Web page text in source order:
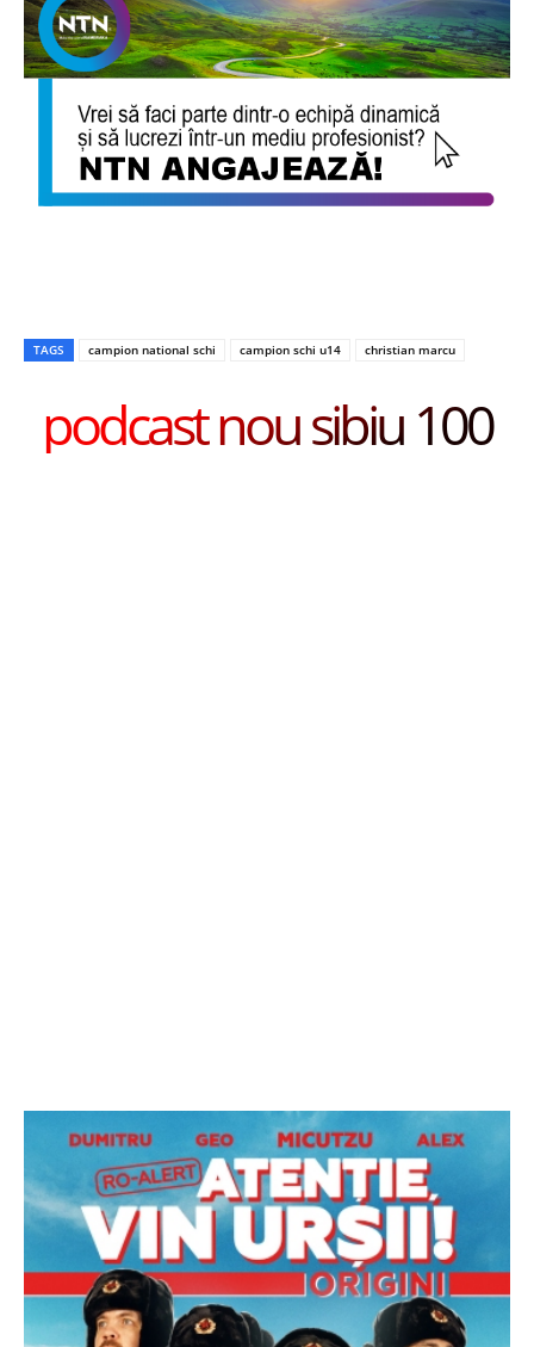
TAGS campion national schi campion schi u14 christian marcu
podcast nou sibiu 100